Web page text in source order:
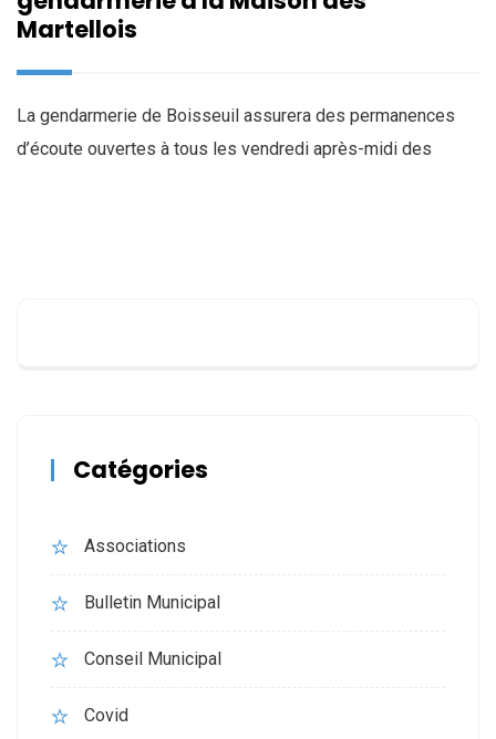
Martellois
La gendarmerie de Boisseuil assurera des permanences
d’écoute ouvertes à tous les vendredi après-midi des
Catégories
Associations
Bulletin Municipal
Conseil Municipal
Covid